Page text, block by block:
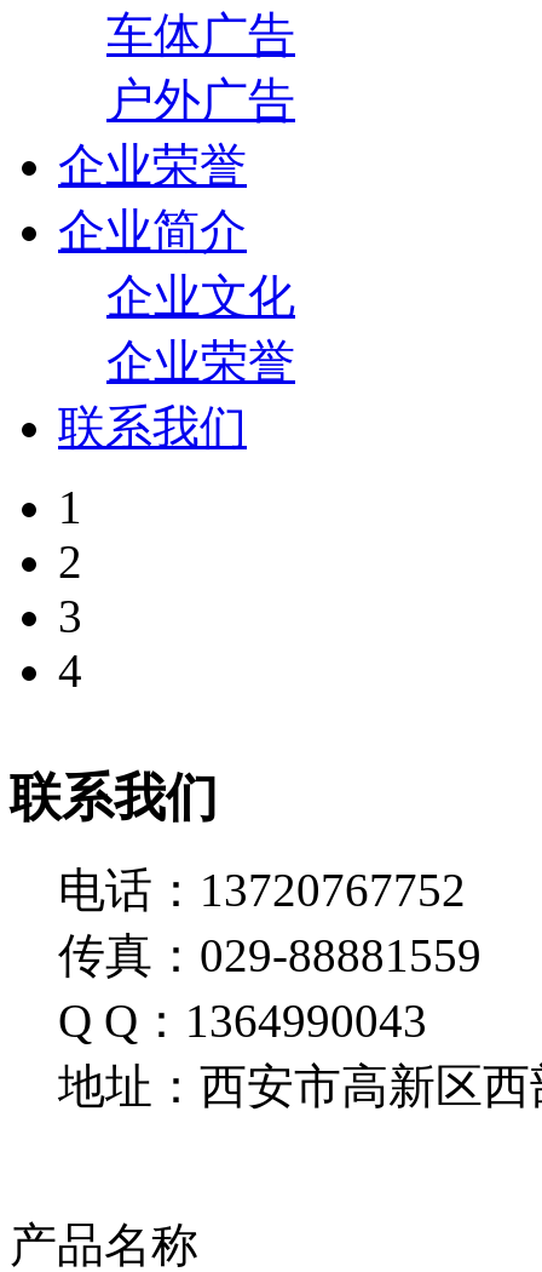
车体广告
户外广告
企业荣誉
企业简介
企业文化
企业荣誉
联系我们
1
2
3
4
联系我们
电话：13720767752
传真：029-88881559
Q Q：1364990043
地址：西安市高新区西
产品名称